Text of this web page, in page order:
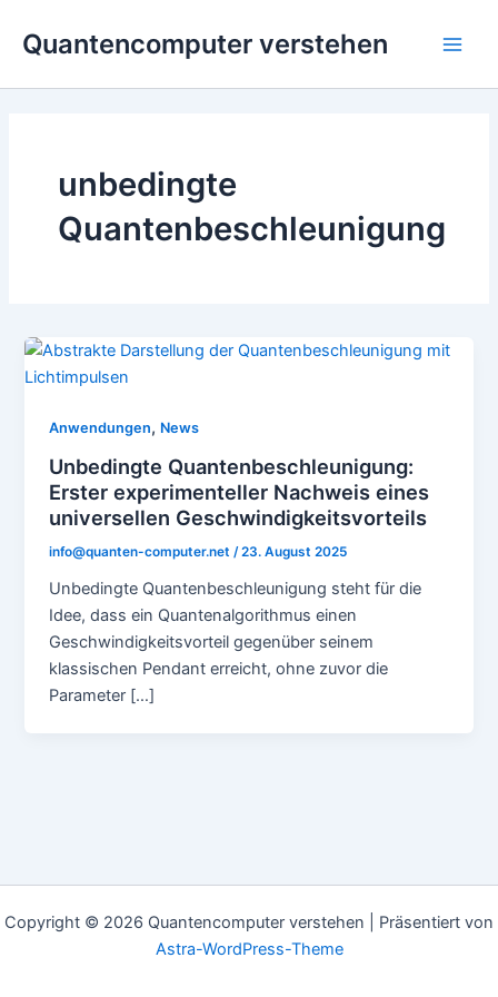
InhaltQuantencomputer verstehen
unbedingte
Quantenbeschleunigung
Anwendungen, News
Unbedingte Quantenbeschleunigung:
Erster experimenteller Nachweis eines
universellen Geschwindigkeitsvorteils
info@quanten-computer.net/23. August 2025
Unbedingte Quantenbeschleunigung steht für die
Idee, dass ein Quantenalgorithmus einen
Geschwindigkeitsvorteil gegenüber seinem
klassischen Pendant erreicht, ohne zuvor die
Parameter […]
Copyright © 2026 Quantencomputer verstehen | Präsentiert von
Astra-WordPress-Theme